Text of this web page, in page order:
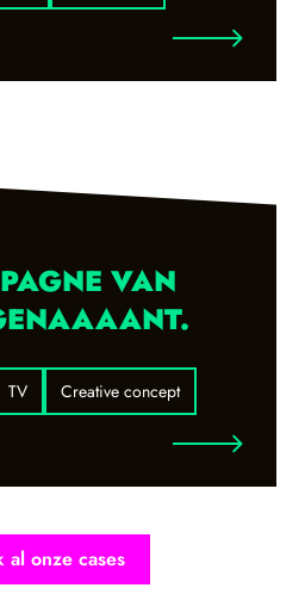
VAN
TV Creative concept
al onze cases